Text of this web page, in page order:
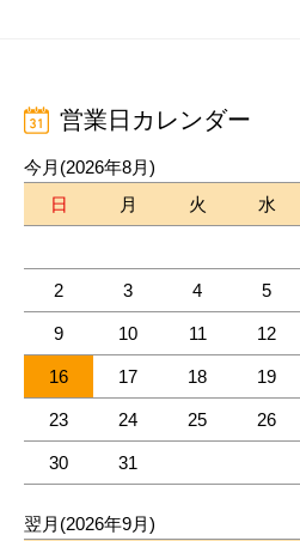
営業日カレンダー
今月(2026年8月)
日
月 火 水
2 3 4 5
9 10 11 12
16 17 18 19
23 24 25 26
30 31
翌月(2026年9月)